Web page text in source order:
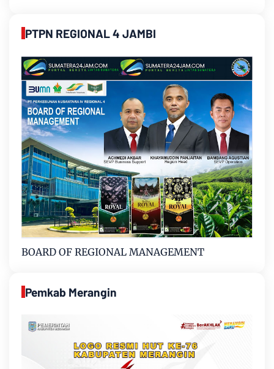
PTPN REGIONAL 4 JAMBI
BOARD OF REGIONAL MANAGEMENT
Pemkab Merangin